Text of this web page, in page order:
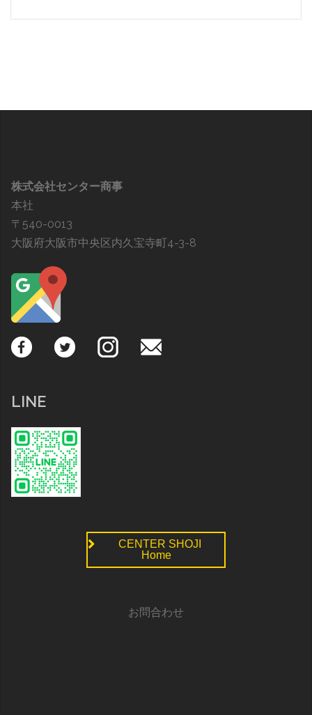
株式会社センター商事
本社
〒540-0013
大阪府大阪市中央区内久宝寺町4-3-8
LINE
CENTER SHOJI
Home
お問合わせ